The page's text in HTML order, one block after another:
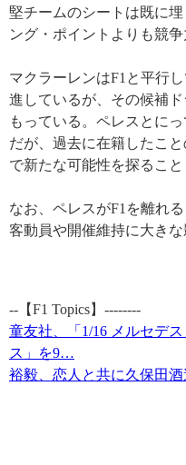
堅チームのシートは既に
ング・ポイントよりも競
マクラーレンはF1と平行
進しているが、その候補
もっている。ペレスとに
だが、過去に在籍したこ
で新たな可能性を探ること
なお、ペレスがF1を離れ
客動員や開催維持に大き
--【F1 Topics】--------
童友社、「1/16 メルセデ
ス」を9…
裕毅、恋人と共に久保田酒